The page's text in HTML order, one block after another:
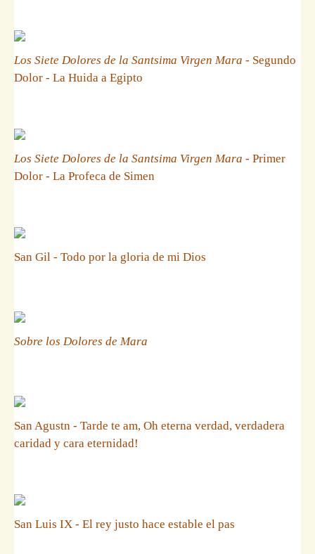
Los Siete Dolores de la Santsima Virgen Mara - Segundo
Dolor - La Huida a Egipto
Los Siete Dolores de la Santsima Virgen Mara - Primer
Dolor - La Profeca de Simen
San Gil - Todo por la gloria de mi Dios
Sobre los Dolores de Mara
San Agustn - Tarde te am, Oh eterna verdad, verdadera
caridad y cara eternidad!
San Luis IX - El rey justo hace estable el pas